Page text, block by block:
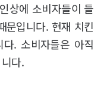
상에 소비자들이 들
문입니다. 현재 치킨
. 소비자들은 아직
다.